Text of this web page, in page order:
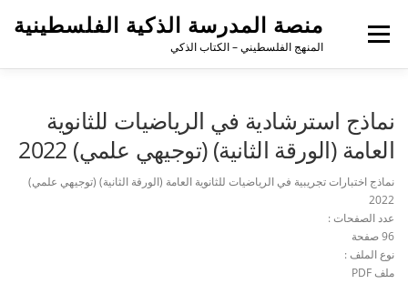
منصة المدرسة الذكية الفلسطينية
المنهج الفلسطيني – الكتاب الذكي
القائمة
نماذج استرشادية في الرياضيات للثانوية
العامة (الورقة الثانية) (توجيهي علمي) 2022
نماذج اختبارات تجريبية في الرياضيات للثانوية العامة (الورقة الثانية) (توجيهي علمي)
2022
عدد الصفحات :
96 صفحة
نوع الملف :
ملف PDF